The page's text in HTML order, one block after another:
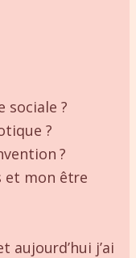
sociale ?
?
?
et mon être
aujourd’hui j’ai